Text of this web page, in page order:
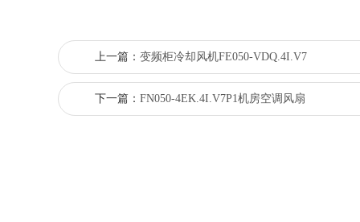
上一篇： 变频柜冷却风机FE050-VDQ.4I.V7
下一篇： FN050-4EK.4I.V7P1机房空调风扇